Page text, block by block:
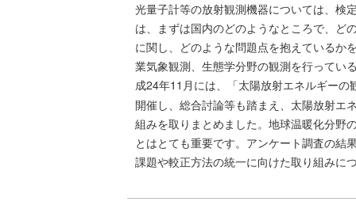
光量子計等の放射観測機器については、検
は、まずは国内のどのようなところで、ど
に関し、どのような問題点を抱えているか
業気象観測、生態学分野の観測を行ってい
成24年11月には、「太陽放射エネルギー
開催し、総合討論等も踏まえ、太陽放射エ
組みを取りまとめました。地球温暖化分野
とはとても重要です。アンケート調査の結
課題や較正方法の統一に向けた取り組みに